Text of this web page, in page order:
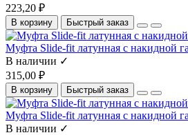
223,20 ₽
В корзину Быстрый заказ
Муфта Slide-fit латунная с накидной
В наличии ✓
315,00 ₽
В корзину Быстрый заказ
Муфта Slide-fit латунная с накидной
В наличии ✓